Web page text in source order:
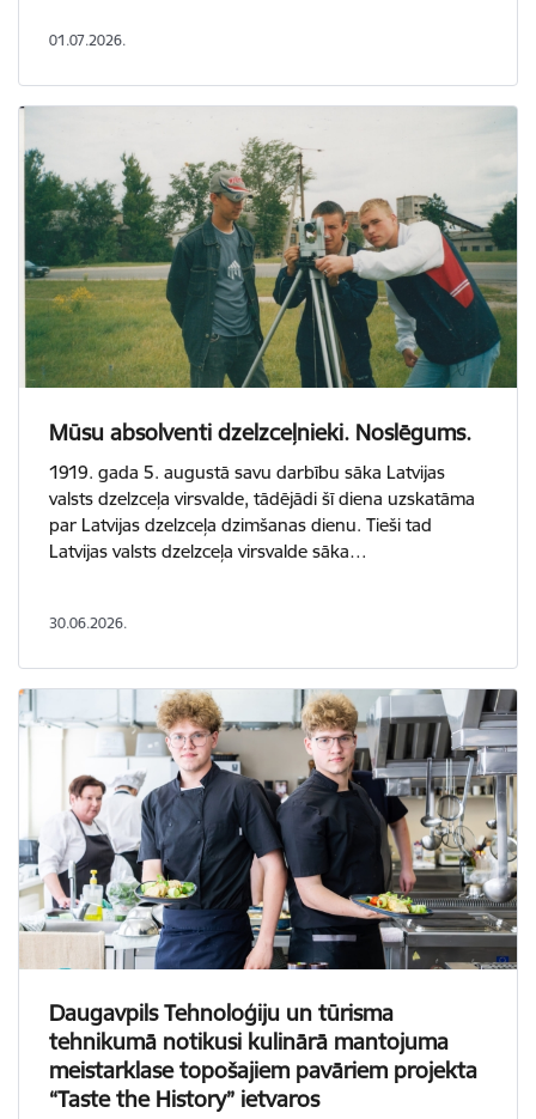
01.07.2026.
Mūsu absolventi dzelzceļnieki. Noslēgums.
1919. gada 5. augustā savu darbību sāka Latvijas
valsts dzelzceļa virsvalde, tādējādi šī diena uzskatāma
par Latvijas dzelzceļa dzimšanas dienu. Tieši tad
Latvijas valsts dzelzceļa virsvalde sāka…
30.06.2026.
Daugavpils Tehnoloģiju un tūrisma
tehnikumā notikusi kulinārā mantojuma
meistarklase topošajiem pavāriem projekta
“Taste the History” ietvaros